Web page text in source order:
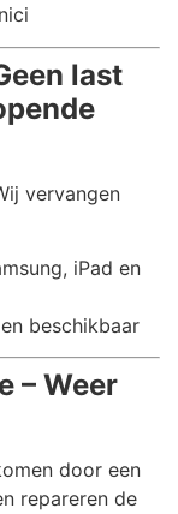
last
vervangen
iPad en
beschikbaar
– Weer
door een
repareren de